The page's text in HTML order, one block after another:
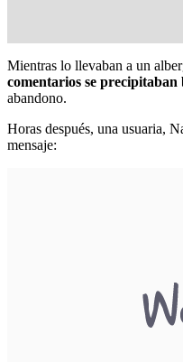
Mientras lo llevaban a un
comentarios se precipitaban
abandono.
Horas después, una usuaria,
mensaje: